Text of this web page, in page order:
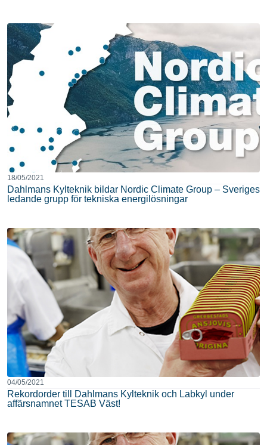
18/05/2021
Dahlmans Kylteknik bildar Nordic Climate Group – Sveriges
ledande grupp för tekniska energilösningar
04/05/2021
Rekordorder till Dahlmans Kylteknik och Labkyl under
affärsnamnet TESAB Väst!